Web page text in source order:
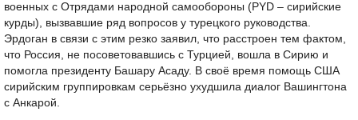
военных с Отрядами народной самообороны (PYD – сирийские
курды), вызвавшие ряд вопросов у турецкого руководства.
Эрдоган в связи с этим резко заявил, что расстроен тем фактом,
что Россия, не посоветовавшись с Турцией, вошла в Сирию и
помогла президенту Башару Асаду. В своё время помощь США
сирийским группировкам серьёзно ухудшила диалог Вашингтона
с Анкарой.